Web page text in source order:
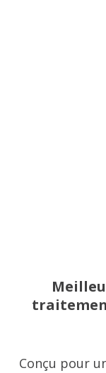
Conçu pour